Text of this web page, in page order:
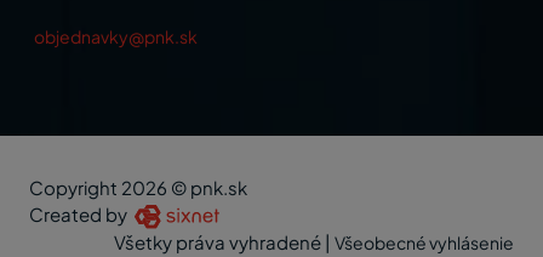
objednavky@pnk.sk
Copyright 2026 © pnk.sk
Created by
Všetky práva vyhradené | Všeobecné vyhlásenie